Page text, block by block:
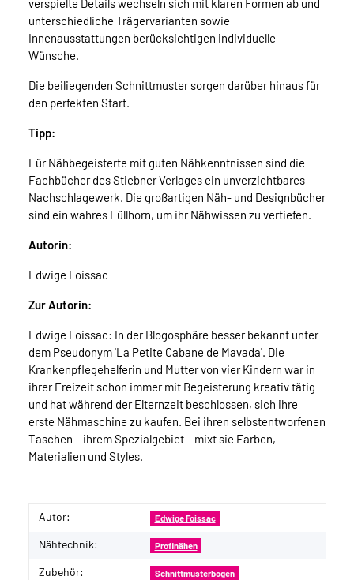
verspielte Details wechseln sich mit klaren Formen ab und
unterschiedliche Trägervarianten sowie
Innenausstattungen berücksichtigen individuelle
Wünsche.
Die beiliegenden Schnittmuster sorgen darüber hinaus für
den perfekten Start.
Tipp:
Für Nähbegeisterte mit guten Nähkenntnissen sind die
Fachbücher des Stiebner Verlages ein unverzichtbares
Nachschlagewerk. Die großartigen Näh- und Designbücher
sind ein wahres Füllhorn, um ihr Nähwissen zu vertiefen.
Autorin:
Edwige Foissac
Zur Autorin:
Edwige Foissac: In der Blogosphäre besser bekannt unter
dem Pseudonym 'La Petite Cabane de Mavada'. Die
Krankenpflegehelferin und Mutter von vier Kindern war in
ihrer Freizeit schon immer mit Begeisterung kreativ tätig
und hat während der Elternzeit beschlossen, sich ihre
erste Nähmaschine zu kaufen. Bei ihren selbstentworfenen
Taschen – ihrem Spezialgebiet – mixt sie Farben,
Materialien und Styles.
Produkteigenschaft
Wert
Autor: Edwige Foissac
Nähtechnik: Profinähen
Zubehör: Schnittmusterbogen